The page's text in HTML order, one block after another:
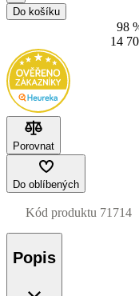
Do košíku
98
14
Porovnat
Do oblíbených
Kód produktu 71714
Popis